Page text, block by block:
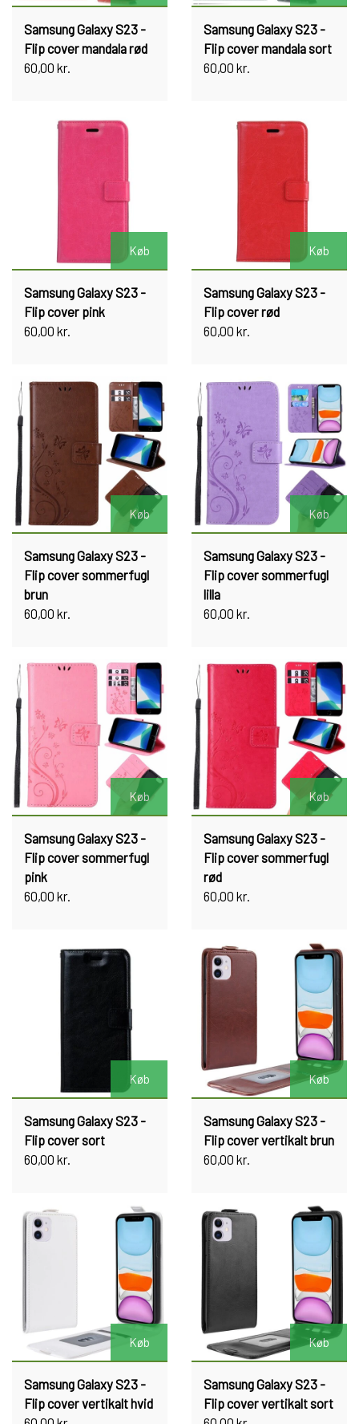
Samsung Galaxy S23 -
Flip cover mandala rød
60,00 kr.
Samsung Galaxy S23 -
Flip cover mandala sort
60,00 kr.
Køb
Samsung Galaxy S23 -
Flip cover pink
60,00 kr.
Køb
Samsung Galaxy S23 -
Flip cover rød
60,00 kr.
Køb
Samsung Galaxy S23 -
Flip cover sommerfugl
brun
60,00 kr.
Køb
Samsung Galaxy S23 -
Flip cover sommerfugl
lilla
60,00 kr.
Køb
Samsung Galaxy S23 -
Flip cover sommerfugl
pink
60,00 kr.
Køb
Samsung Galaxy S23 -
Flip cover sommerfugl
rød
60,00 kr.
Køb
Samsung Galaxy S23 -
Flip cover sort
60,00 kr.
Køb
Samsung Galaxy S23 -
Flip cover vertikalt brun
60,00 kr.
Køb
Samsung Galaxy S23 -
Flip cover vertikalt hvid
Køb
Samsung Galaxy S23 -
Flip cover vertikalt sort